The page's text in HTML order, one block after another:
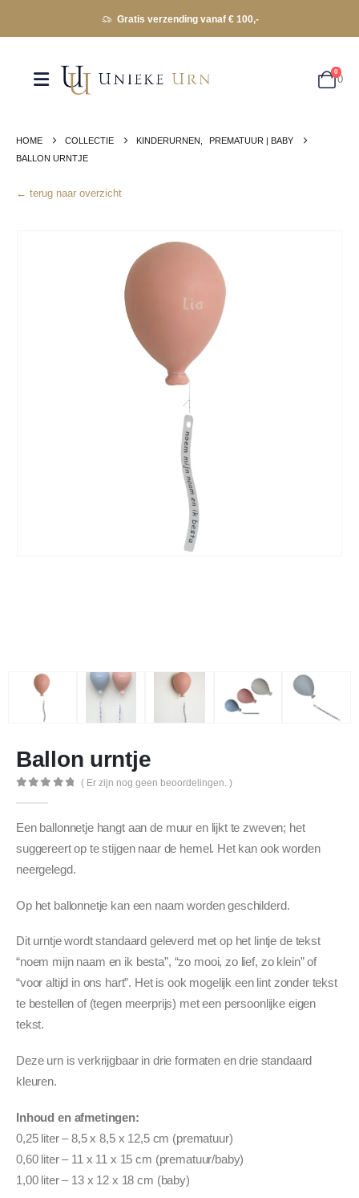
Gratis verzending vanaf € 100,-
0
0
HOME COLLECTIE KINDERURNEN
PREMATUUR | BABY
BALLON URNTJE
← terug naar overzicht
Ballon urntje
( Er zijn nog geen beoordelingen. )
Een ballonnetje hangt aan de muur en lijkt te zweven; het
suggereert op te stijgen naar de hemel. Het kan ook worden
neergelegd.
Op het ballonnetje kan een naam worden geschilderd.
Dit urntje wordt standaard geleverd met op het lintje de tekst
“noem mijn naam en ik besta”, “zo mooi, zo lief, zo klein” of
“voor altijd in ons hart”. Het is ook mogelijk een lint zonder tekst
te bestellen of (tegen meerprijs) met een persoonlijke eigen
tekst.
Deze urn is verkrijgbaar in drie formaten en drie standaard
kleuren.
Inhoud en afmetingen:
0,25 liter – 8,5 x 8,5 x 12,5 cm (prematuur)
0,60 liter – 11 x 11 x 15 cm (prematuur/baby)
1,00 liter – 13 x 12 x 18 cm (baby)